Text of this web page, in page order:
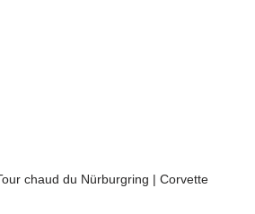
chaud du Nürburgring | Corvette